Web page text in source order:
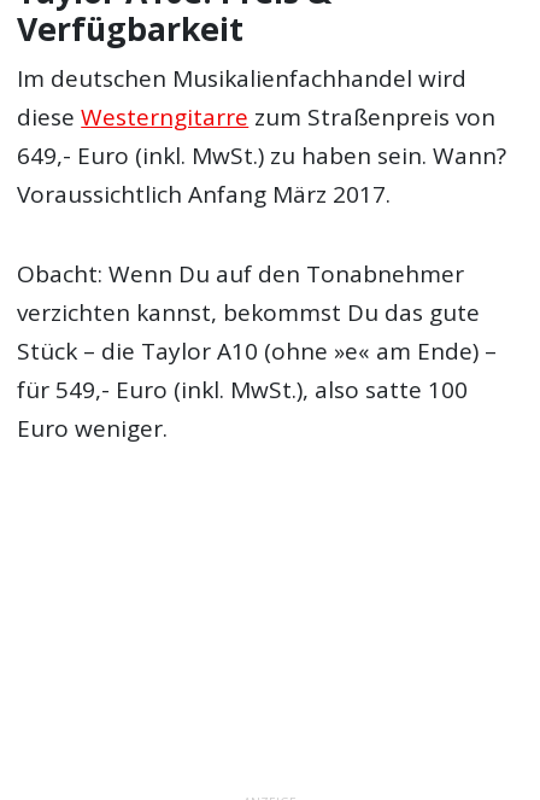
Verfügbarkeit
Im deutschen Musikalienfachhandel wird
dieseWesterngitarre zum Straßenpreis von
649,- Euro (inkl. MwSt.) zu haben sein. Wann?
Voraussichtlich Anfang März 2017.
Obacht: Wenn Du auf den Tonabnehmer
verzichten kannst, bekommst Du das gute
Stück – die Taylor A10 (ohne »e« am Ende) –
für 549,- Euro (inkl. MwSt.), also satte 100
Euro weniger.